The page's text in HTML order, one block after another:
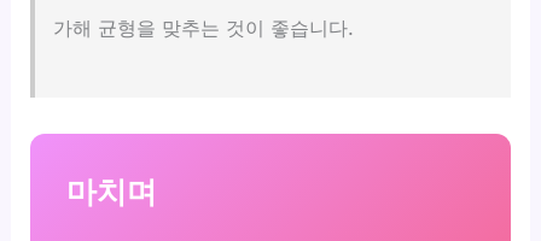
가해 균형을 맞추는 것이 좋습니다.
마치며